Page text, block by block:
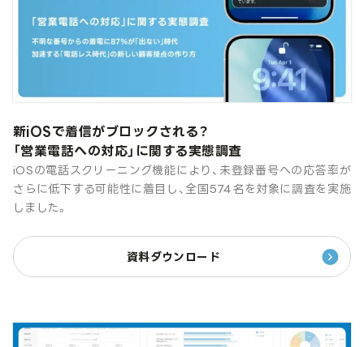
新iOSで着信がブロックされる？
「営業電話への対応」に関する実態調査
iOSの電話スクリーニング機能により、未登録番号への応答率が
さらに低下する可能性に着目し、全国574名を対象に調査を実施
しました。
資料ダウンロード